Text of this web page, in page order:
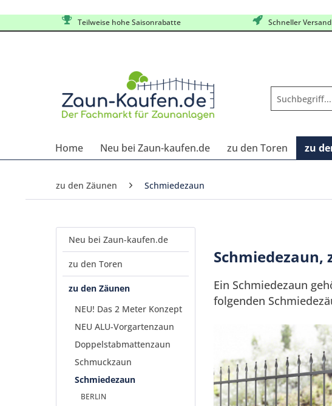
Teilweise hohe Saisonrabatte Schneller
Home Neu bei Zaun-kaufen.de zu den Toren zu
zu den Zäunen Schmiedezaun
Neu bei Zaun-kaufen.de
zu den Toren
zu den Zäunen
NEU! Das 2 Meter Konzept
NEU ALU-Vorgartenzaun
Doppelstabmattenzaun
Schmuckzaun
Schmiedezaun
BERLIN
Schmiedezaun,
Ein Schmiedezaun
folgenden